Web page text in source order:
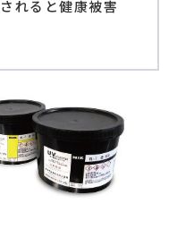
れると健康被害